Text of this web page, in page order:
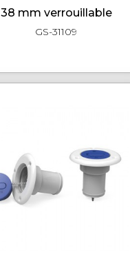
38 mm verrouillable
GS-31109